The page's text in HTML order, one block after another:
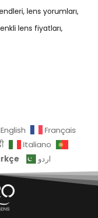
lens yorumları
lens fiyatları
English
Français
Italiano
اردو